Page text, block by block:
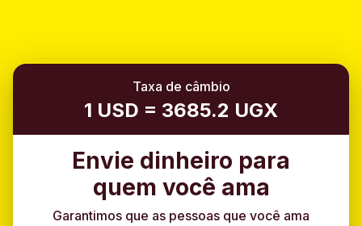
Taxa de câmbio
1 USD = 3685.2 UGX
Envie dinheiro para
quem você ama
Garantimos que as pessoas que você ama